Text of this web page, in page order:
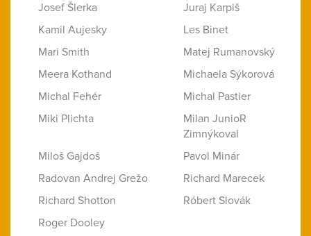
Josef Šlerka
Juraj Karpiš
Kamil Aujesky
Les Binet
Mari Smith
Matej Rumanovský
Meera Kothand
Michaela Sýkorová
Michal Fehér
Michal Pastier
Miki Plichta
Milan JunioR
Zimnýkoval
Miloš Gajdoš
Pavol Minár
Radovan Andrej Grežo
Richard Marecek
Richard Shotton
Róbert Slovák
Roger Dooley